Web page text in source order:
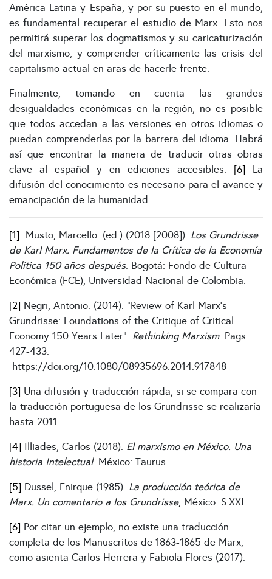
América Latina y España, y por su puesto en el mundo,
es fundamental recuperar el estudio de Marx. Esto nos
permitirá superar los dogmatismos y su caricaturización
del marxismo, y comprender críticamente las crisis del
capitalismo actual en aras de hacerle frente.
Finalmente, tomando en cuenta las grandes
desigualdades económicas en la región, no es posible
que todos accedan a las versiones en otros idiomas o
puedan comprenderlas por la barrera del idioma. Habrá
así que encontrar la manera de traducir otras obras
clave al español y en ediciones accesibles. [6] La
difusión del conocimiento es necesario para el avance y
emancipación de la humanidad.
[1] Musto, Marcello. (ed.) (2018 [2008]). Los Grundrisse
de Karl Marx. Fundamentos de la Crítica de la Economía
Política 150 años después. Bogotá: Fondo de Cultura
Económica (FCE), Universidad Nacional de Colombia.
[2] Negri, Antonio. (2014). “Review of Karl Marx’s
Grundrisse: Foundations of the Critique of Critical
Economy 150 Years Later”. Rethinking Marxism. Pags
427-433.
https://doi.org/10.1080/08935696.2014.917848
[3] Una difusión y traducción rápida, si se compara con
la traducción portuguesa de los Grundrisse se realizaría
hasta 2011.
[4] Illiades, Carlos (2018). El marxismo en México. Una
historia Intelectual. México: Taurus.
[5] Dussel, Enirque (1985). La producción teórica de
Marx. Un comentario a los Grundrisse, México: S.XXI.
[6] Por citar un ejemplo, no existe una traducción
completa de los Manuscritos de 1863-1865 de Marx,
como asienta Carlos Herrera y Fabiola Flores (2017).